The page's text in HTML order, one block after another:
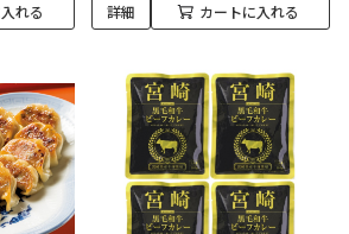
れる 詳細 カートに入れる